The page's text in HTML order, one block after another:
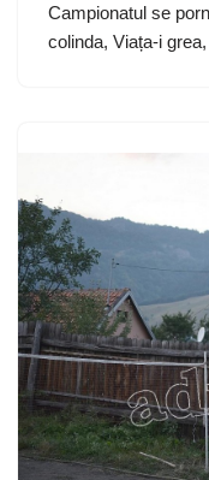
Campionatul se
colinda, Viața-i